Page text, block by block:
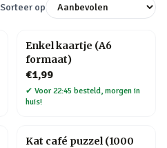
Sorteer op
Enkel kaartje (A6
formaat)
€1,99
✔ Voor 22:45 besteld, morgen in
huis!
Kat café puzzel (1000